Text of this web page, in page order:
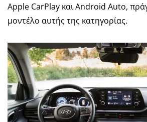
Apple CarPlay και Android Auto,
μοντέλο αυτής της κατηγορίας.